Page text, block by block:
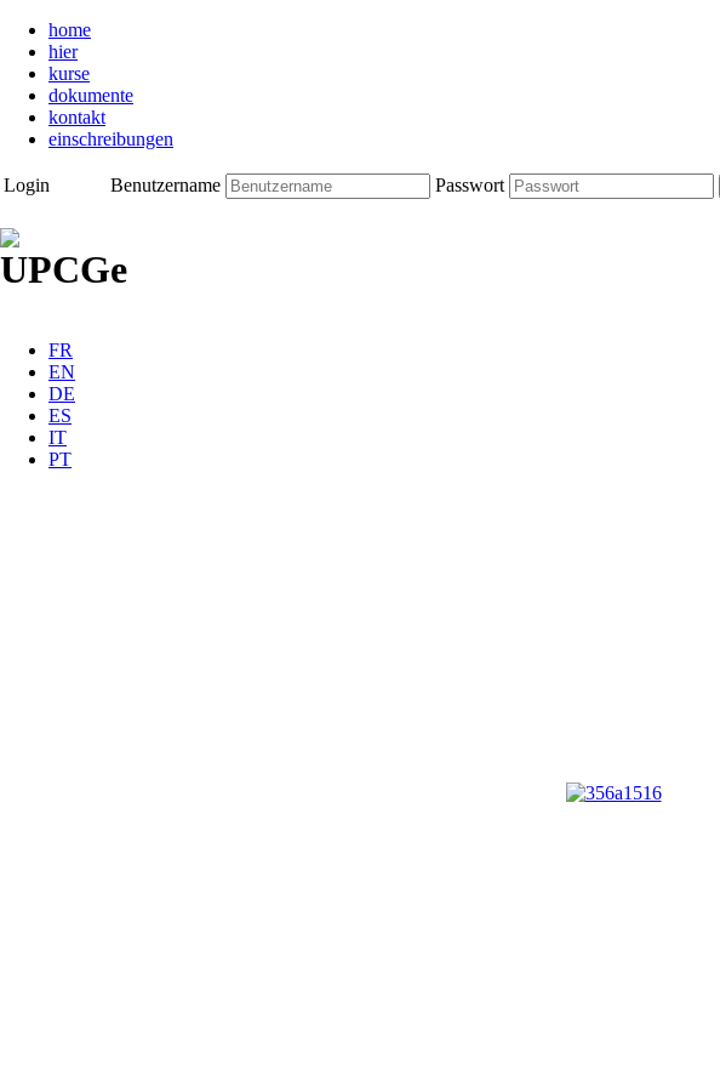
home
hier
kurse
dokumente
kontakt
einschreibungen
Login Benutzername Passwort
FR
EN
DE
ES
IT
PT